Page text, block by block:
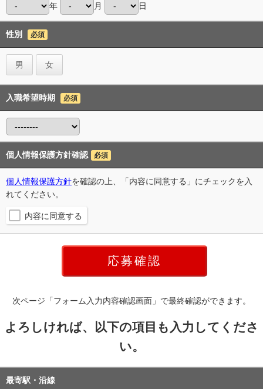
年 月 日
性別 必須
男 女
入職希望時期 必須
個人情報保護方針確認 必須
個人情報保護方針を確認の上、「内容に同意する」にチェックを入
れてください。
内容に同意する
次ページ「フォーム入力内容確認画面」で最終確認ができます。
よろしければ、以下の項目も入力してくださ
い。
最寄駅・沿線